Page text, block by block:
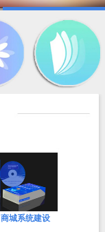
商城系统建设